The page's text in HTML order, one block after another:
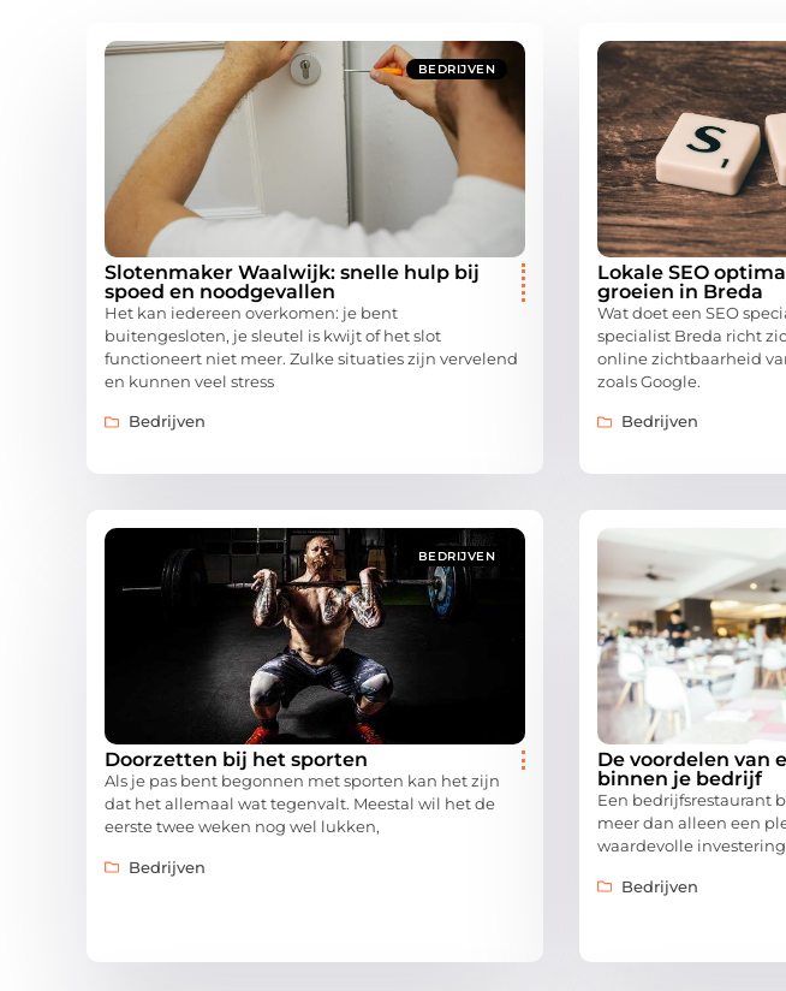
BEDRIJVEN
Slotenmaker Waalwijk: snelle hulp bij
spoed en noodgevallen
Het kan iedereen overkomen: je bent
buitengesloten, je sleutel is kwijt of het slot
functioneert niet meer. Zulke situaties zijn vervelend
en kunnen veel stress
Bedrijven
Lokale SEO
groeien in Breda
Wat doet een SEO
specialist Breda richt
online zichtbaarheid
zoals Google.
Bedrijven
BEDRIJVEN
Doorzetten bij het sporten
Als je pas bent begonnen met sporten kan het zijn
dat het allemaal wat tegenvalt. Meestal wil het de
eerste twee weken nog wel lukken,
Bedrijven
De voordelen van
binnen je bedrijf
Een bedrijfsrestaurant
meer dan alleen een
waardevolle
Bedrijven